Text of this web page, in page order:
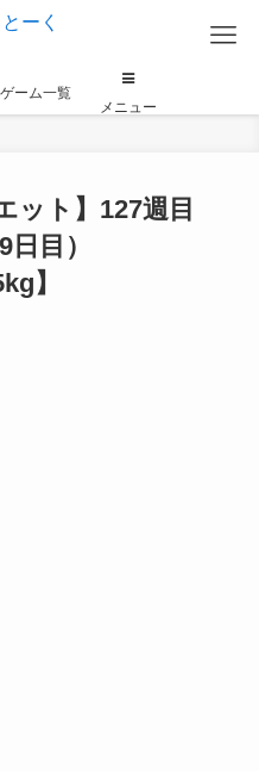
ーム一覧
メニュー
ット】127週目
日目）
】